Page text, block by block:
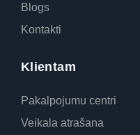
Blogs
Kontakti
Klientam
Pakalpojumu centri
Veikala atrašana